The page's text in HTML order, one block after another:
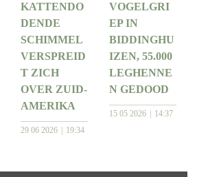
KATTENDO
DENDE
SCHIMMEL
VERSPREID
T ZICH
OVER ZUID-
AMERIKA
29 06 2026 19:34
VOGELGRI
EP IN
BIDDINGHU
IZEN, 55.000
LEGHENNE
N GEDOOD
15 05 2026 14:37